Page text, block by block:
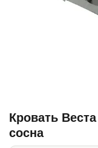
Кровать
сосна